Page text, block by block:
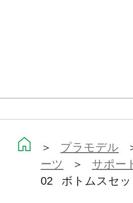
＞ プラモデル
ーツ
＞ サポー
02 ボトムスセ